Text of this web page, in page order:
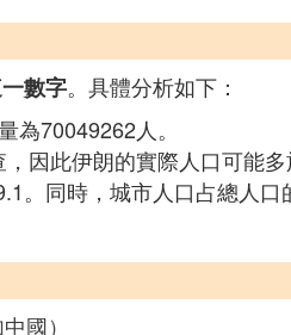
數字。具體分析如下：
為70049262人。
因此伊朗的實際人口可能多
。同時，城市人口占總人
國）